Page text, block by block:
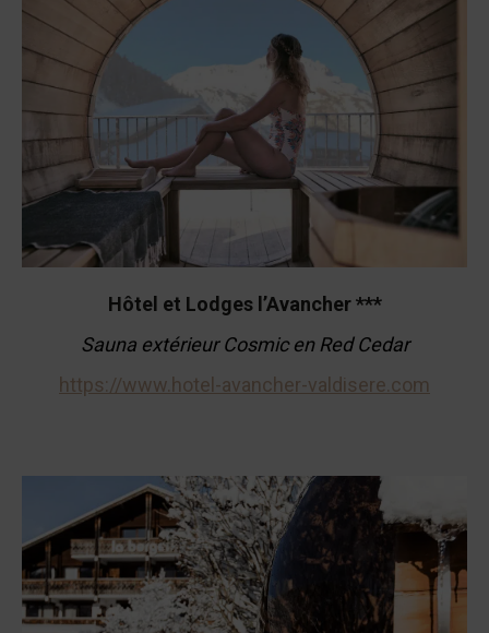
Hôtel et Lodges l’Avancher ***
Sauna extérieur Cosmic en Red Cedar
https://www.hotel-avancher-valdisere.com